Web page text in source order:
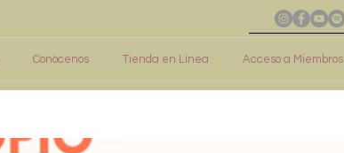
Conócenos Tienda en Línea Acceso a Miembros